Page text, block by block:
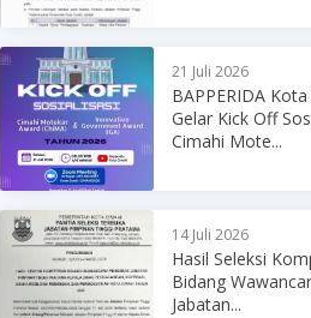
21 Juli 2026
BAPPERIDA
Gelar Kick Off
Cimahi Mote...
14 Juli 2026
Hasil Seleksi
Bidang
Jabatan...